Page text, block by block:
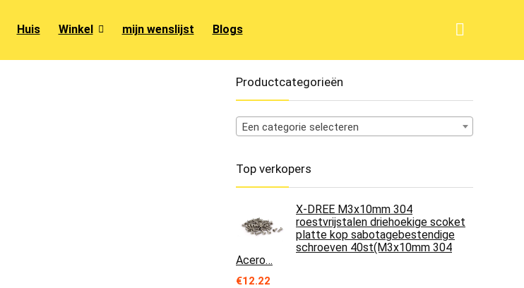
Huis Winkel mijn wenslijst Blogs
Productcategorieën
Een categorie selecteren
Top verkopers
X-DREE M3x10mm 304
roestvrijstalen driehoekige scoket
platte kop sabotagebestendige
schroeven 40st(M3x10mm 304
Acero…
€12.22